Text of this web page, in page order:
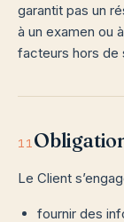
garantit pas un
à un examen ou
facteurs hors de
11
Le Client
fournir des